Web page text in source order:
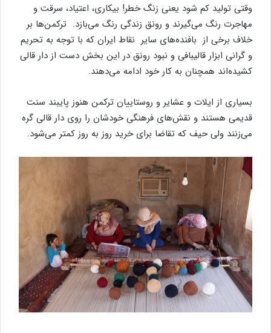
وقتی تولید کم شود یعنی زنگ خطر! بیکاری، اعتیاد، سرقت و
مهاجرت رنگ می‌گیرند و رونق زندگی رنگ می‌بازد. ترکمن‌ها بر
خلاف برخی از بافنده‌های سایر نقاط ایران که با توجه به تحریم
و گرانی ابزار قالیبافی و نبود رونق در این بخش دست از دار قالی
کشیده‌اند همچنان به کار خود ادامه می‌دهند.
بسیاری از ایلات و عشایر و روستاییان ترکمن هنوز پایبند سنت
قدیمی هستند و نقش‌های فرهنگی خودشان را روی دار قالی گره
می‌زنند ولی حیف که تقاضا برای خرید روز به روز کمتر می‌شود.